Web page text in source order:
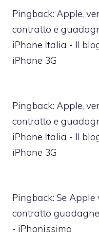
Pingback: Apple,
contratto e
iPhone Italia - Il
iPhone 3G
Pingback: Apple,
contratto e
iPhone Italia - Il
iPhone 3G
Pingback: Se Apple
contratto
- iPhonissimo